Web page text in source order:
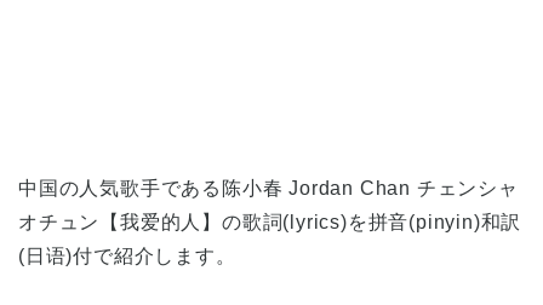
中国の人気歌手である陈小春 Jordan Chan チェンシャ
オチュン【我爱的人】の歌詞(lyrics)を拼音(pinyin)和訳
(日语)付で紹介します。